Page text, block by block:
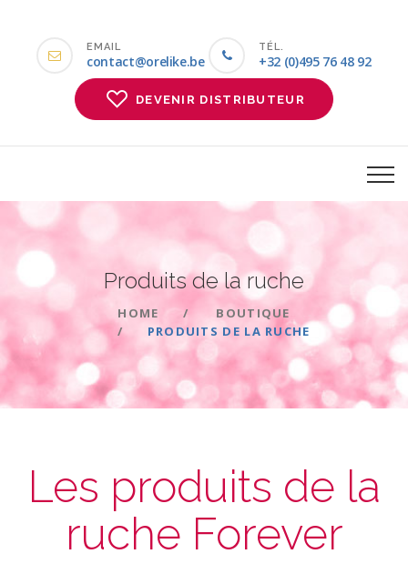
EMAIL
contact@orelike.be
TÉL.
+32 (0)495 76 48 92
DEVENIR DISTRIBUTEUR
Produits de laruche
HOME
BOUTIQUE
PRODUITS DE LA RUCHE
Les produits de la
ruche Forever